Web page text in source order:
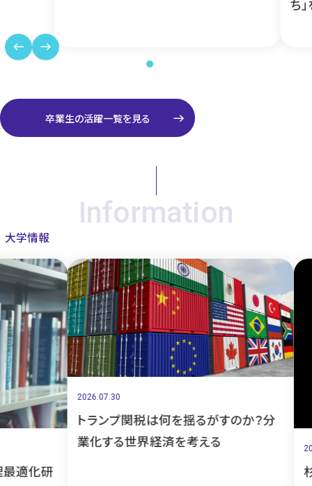
ち」
west east
卒業生の活躍一覧を見る east
Information
大学情報
化研
2026.07.30
トランプ関税は何を揺るがすのか？分
業化する世界経済を考える
杉